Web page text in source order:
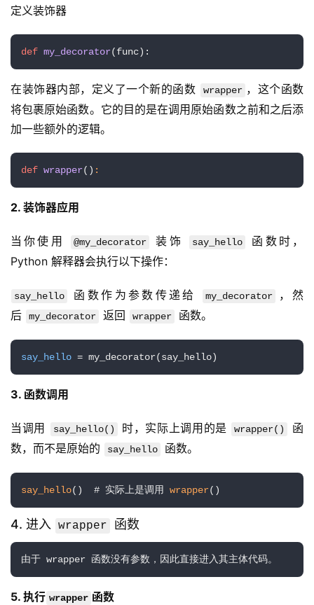
定义装饰器
def my_decorator(func):
在装饰器内部，定义了一个新的函数 wrapper ，这个函数
将包裹原始函数。它的目的是在调用原始函数之前和之后添
加一些额外的逻辑。
def wrapper() :
2. 装饰器应用
当你使用 @my_decorator 装饰 say_hello
函数时，
Python 解释器会执行以下操作：
say_hello 函数作为参数传递给 my_decorator
，然
后
my_decorator 返回 wrapper 函数。
say_hello = my_decorator(say_hello)
3. 函数调用
当调用 say_hello() 时，实际上调用的是 wrapper()
函
数，而不是原始的
say_hello 函数。
say_hello()  # 实际上是调用 wrapper()
4. 进入 wrapper 函数
由于 wrapper 函数没有参数，因此直接进入其主体代码。
5. 执行 wrapper 函数